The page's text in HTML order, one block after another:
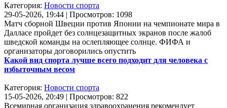
Категория: Новости спорта
29-05-2026, 19:44 | Просмотров: 1098
Матч сборной Швеции против Японии на чемпионате мира в
Далласе пройдет без солнцезащитных экранов после жалоб
шведской команды на ослепляющее солнце. ФИФА и
организаторы договорились опустить
Какой вид спорта лучше всего подходит для человека с
избыточным весом
Категория: Новости спорта
15-05-2026, 20:49 | Просмотров: 822
Всемирная организация здравоохранения рекомендует